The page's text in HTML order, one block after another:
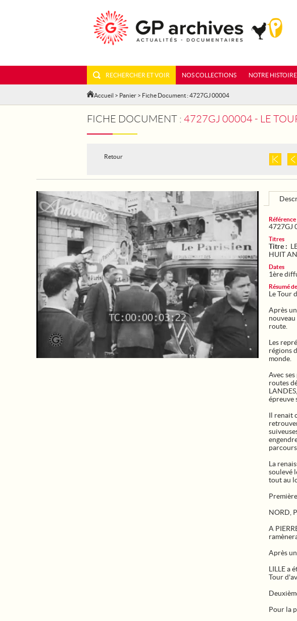
RECHERCHER ET VOIR NOS COLLECTIONS NOTRE HISTOIRE
Accueil > Panier > Fiche Document : 4727GJ 00004
FICHE DOCUMENT : 4727GJ 00004 - LE
Retour
Référence
4727GJ
Titres
Titre :
HUIT
Dates
1ère
Résumé
Le Tour
Après
route.
Les
régions
monde.
Avec
routes
épreuve
Il renait
parcours.
La
soulevé
tout au
NORD,
A
Après
LILLE a
Tour
Pour la